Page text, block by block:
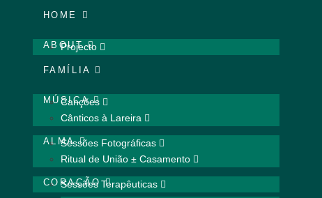
HOME
ABOUT
Projecto
FAMÍLIA
MÚSICA
Canções
Cânticos à Lareira
ALMASessões Fotográficas
Ritual de União ± Casamento
CORAÇÃO
Sessões Terapêuticas